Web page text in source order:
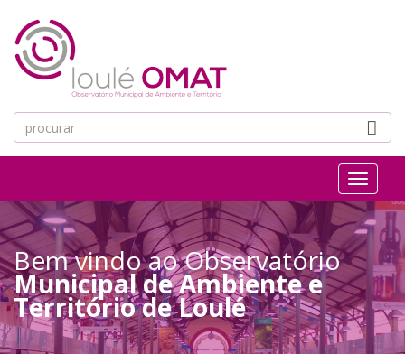
Toggle
Bem vindo ao Observatório
Municipal de Ambiente e
Território de Loulé